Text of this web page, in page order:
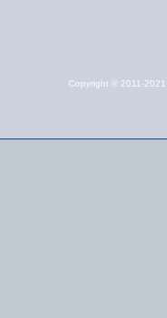
Copyright © 2011-